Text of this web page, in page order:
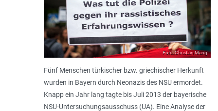
Foto: Christian Mang
Fünf Menschen türkischer bzw. griechischer Herkunft
wurden in Bayern durch Neonazis des NSU ermordet.
Knapp ein Jahr lang tagte bis Juli 2013 der bayerische
NSU-Untersuchungsausschuss (UA). Eine Analyse der